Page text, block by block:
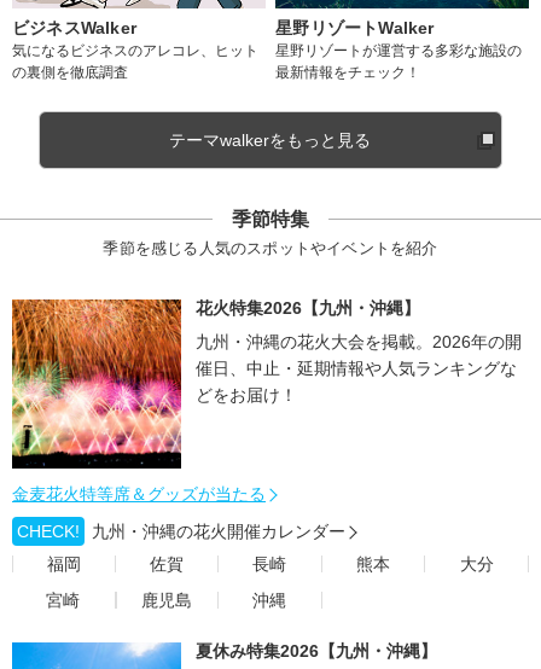
ビジネスWalker
気になるビジネスのアレコレ、ヒット
の裏側を徹底調査
星野リゾートWalker
星野リゾートが運営する多彩な施設の
最新情報をチェック！
テーマwalkerをもっと見る
季節特集
季節を感じる人気のスポットやイベントを紹介
花火特集2026【九州・沖縄】
九州・沖縄の花火大会を掲載。2026年の開
催日、中止・延期情報や人気ランキングな
どをお届け！
金麦花火特等席＆グッズが当たる
CHECK!
九州・沖縄の花火開催カレンダー
福岡
佐賀 長崎 熊本
大分
宮崎
鹿児島 沖縄
夏休み特集2026【九州・沖縄】